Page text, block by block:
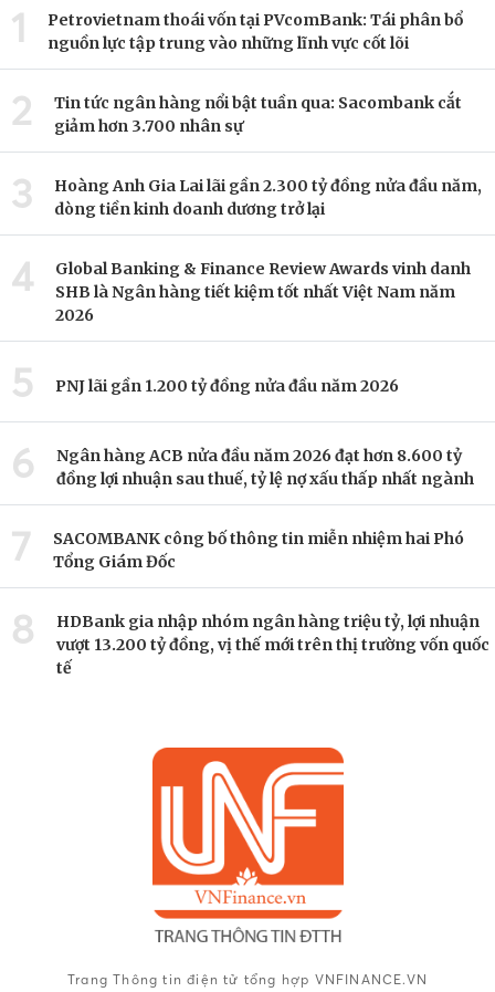
1
Petrovietnam thoái vốn tại PVcomBank: Tái phân bổ
nguồn lực tập trung vào những lĩnh vực cốt lõi
2
Tin tức ngân hàng nổi bật tuần qua: Sacombank cắt
giảm hơn 3.700 nhân sự
3
Hoàng Anh Gia Lai lãi gần 2.300 tỷ đồng nửa đầu năm,
dòng tiền kinh doanh dương trở lại
4
Global Banking & Finance Review Awards vinh danh
SHB là Ngân hàng tiết kiệm tốt nhất Việt Nam năm
2026
5 PNJ lãi gần 1.200 tỷ đồng nửa đầu năm 2026
6
Ngân hàng ACB nửa đầu năm 2026 đạt hơn 8.600 tỷ
đồng lợi nhuận sau thuế, tỷ lệ nợ xấu thấp nhất ngành
7
SACOMBANK công bố thông tin miễn nhiệm hai Phó
Tổng Giám Đốc
8
HDBank gia nhập nhóm ngân hàng triệu tỷ, lợi nhuận
vượt 13.200 tỷ đồng, vị thế mới trên thị trường vốn quốc
tế
Trang Thông tin điện tử tổng hợp VNFINANCE.VN